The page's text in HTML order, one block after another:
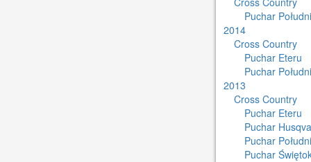
Puchar
2014
Cross Country
Puchar Eteru
Puchar
2013
Cross Country
Puchar Eteru
Puchar
Puchar
Puchar